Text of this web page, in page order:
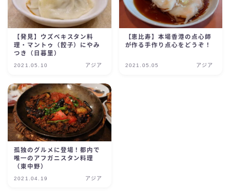
【発見】ウズベキスタン料
理・マントゥ（餃子）にやみ
つき（日暮里）
2021.05.10 アジア
【恵比寿】本場香港の点心師
が作る手作り点心をどうぞ！
2021.05.05 アジア
孤独のグルメに登場！都内で
唯一のアフガニスタン料理
（東中野）
2021.04.19 アジア